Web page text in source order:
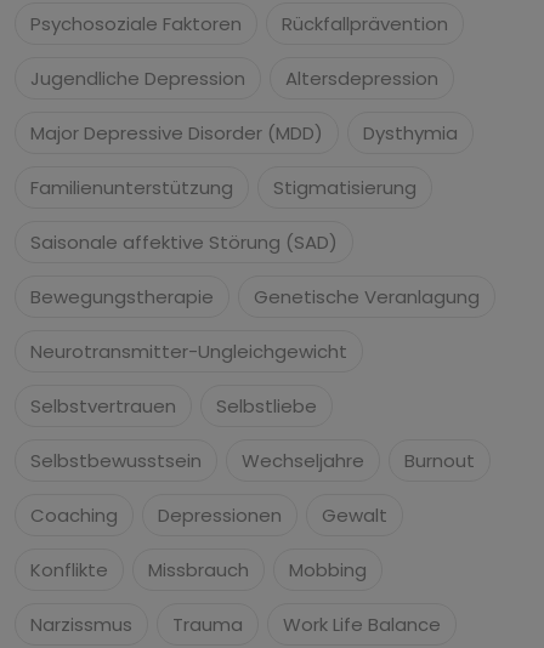
Psychosoziale Faktoren Rückfallprävention
Jugendliche Depression Altersdepression
Major Depressive Disorder (MDD) Dysthymia
Familienunterstützung Stigmatisierung
Saisonale affektive Störung (SAD)
Bewegungstherapie Genetische Veranlagung
Neurotransmitter-Ungleichgewicht
Selbstvertrauen Selbstliebe
Selbstbewusstsein Wechseljahre Burnout
Coaching Depressionen Gewalt
Konflikte Missbrauch Mobbing
Narzissmus Trauma Work Life Balance